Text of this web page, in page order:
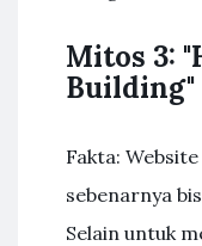
Mitos 3:
Building"
Fakta:
sebenarnya
Selain untuk